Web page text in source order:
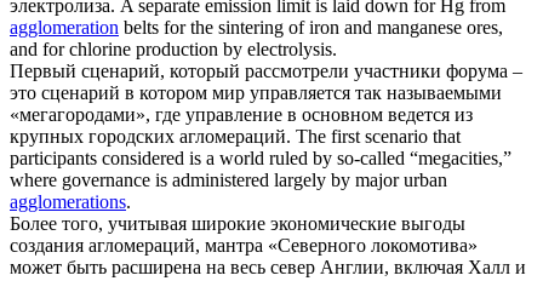
электролиза. A separate emission limit is laid down for Hg from
agglomeration belts for the sintering of iron and manganese ores,
and for chlorine production by electrolysis.
Первый сценарий, который рассмотрели участники форума –
это сценарий в котором мир управляется так называемыми
«мегагородами», где управление в основном ведется из
крупных городских агломераций. The first scenario that
participants considered is a world ruled by so-called “megacities,”
where governance is administered largely by major urban
agglomerations.
Более того, учитывая широкие экономические выгоды
создания агломераций, мантра «Северного локомотива»
может быть расширена на весь север Англии, включая Халл и